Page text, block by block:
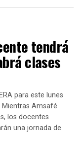
Aladio. Y agregó
costo del
es el costo
últimos años”.
a los ministros
pero no es
de Rosario y
tendrá
clases
para este lunes
Amsafé
los docentes
una jornada de